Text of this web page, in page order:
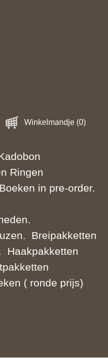
Winkelmandje (0)
Ringen
Boeken in pre-order.
Breipakketten
Haakpakketten
( ronde prijs)